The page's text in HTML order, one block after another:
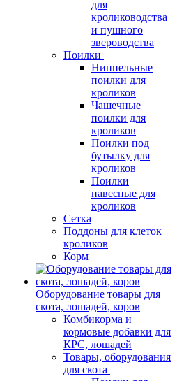
для
кролиководства
и пушного
звероводства
Поилки
Ниппельные
поилки для
кроликов
Чашечные
поилки для
кроликов
Поилки под
бутылку для
кроликов
Поилки
навесные для
кроликов
Сетка
Поддоны для клеток
кроликов
Корм
Оборудование товары для
скота, лошадей, коров
Комбикорма и
кормовые добавки для
КРС, лошадей
Товары, оборудования
для скота